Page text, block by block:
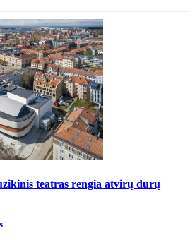
teatras rengia atvirų durų